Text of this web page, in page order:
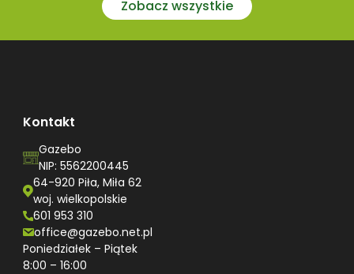
Zobacz wszystkie
Kontakt
Gazebo
NIP: 5562200445
64-920 Piła, Miła 62
woj. wielkopolskie
601 953 310
office@gazebo.net.pl
Poniedziałek – Piątek
8:00 – 16:00